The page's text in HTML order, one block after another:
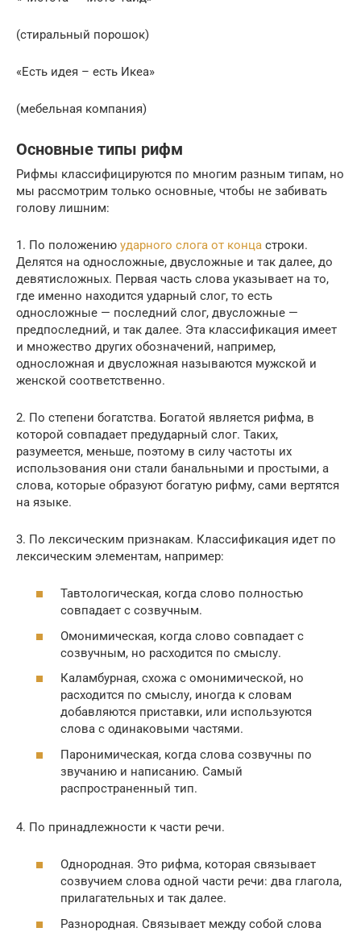
(стиральный порошок)
«Есть идея – есть Икеа»
(мебельная компания)
Основные типы рифм
Рифмы классифицируются по многим разным типам, но
мы рассмотрим только основные, чтобы не забивать
голову лишним:
1. По положению ударного слога от конца строки.
Делятся на односложные, двусложные и так далее, до
девятисложных. Первая часть слова указывает на то,
где именно находится ударный слог, то есть
односложные — последний слог, двусложные —
предпоследний, и так далее. Эта классификация имеет
и множество других обозначений, например,
односложная и двусложная называются мужской и
женской соответственно.
2. По степени богатства. Богатой является рифма, в
которой совпадает предударный слог. Таких,
разумеется, меньше, поэтому в силу частоты их
использования они стали банальными и простыми, а
слова, которые образуют богатую рифму, сами вертятся
на языке.
3. По лексическим признакам. Классификация идет по
лексическим элементам, например:
Тавтологическая, когда слово полностью
совпадает с созвучным.
Омонимическая, когда слово совпадает с
созвучным, но расходится по смыслу.
Каламбурная, схожа с омонимической, но
расходится по смыслу, иногда к словам
добавляются приставки, или используются
слова с одинаковыми частями.
Паронимическая, когда слова созвучны по
звучанию и написанию. Самый
распространенный тип.
4. По принадлежности к части речи.
Однородная. Это рифма, которая связывает
созвучием слова одной части речи: два глагола,
прилагательных и так далее.
Разнородная. Связывает между собой слова